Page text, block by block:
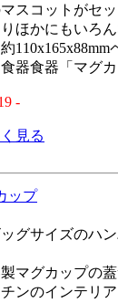
スコットがセ
ほかにもいろ
食器食器「マグ
-
見る
ップ
グサイズのハ
製マグカ
ンのインテリ